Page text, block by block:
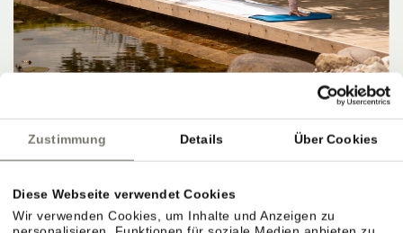
Zustimmung Details Über Cookies
Diese Webseite verwendet Cookies
Wir verwenden Cookies, um Inhalte und Anzeigen zu